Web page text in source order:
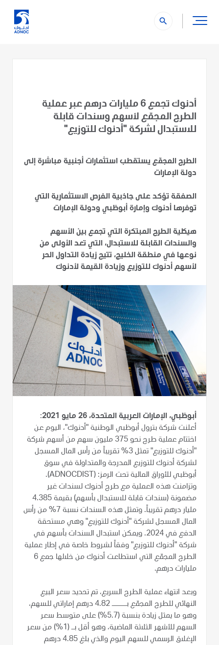
search
أدنوك تجمع 6 مليارات درهم عبر عملية
الطرح المجمّع لأسهم وسندات قابلة
للاستبدال لشركة "أدنوك للتوزيع"
الطرح المجمّع يستقطب استثمارات أجنبية مباشرة إلى
دولة الإمارات
الصفقة تؤكد على جاذبية الفرص الاستثمارية التي
توفرها أدنوك وإمارة أبوظبي ودولة الإمارات
هيكلية الطرح المبتكرة التي تجمع بين الأسهم
والسندات القابلة للاستبدال، التي تعد الأولى من
نوعها في منطقة الخليج، تتيح زيادة التداول الحر
لأسهم أدنوك للتوزيع وزيادة القيمة لأدنوك
أبوظبي، الإمارات العربية المتحدة، 26 مايو 2021
:
أعلنت شركة بترول أبوظبي الوطنية "أدنوك"، اليوم عن
اختتام عملية طرح نحو 375 مليون سهم من أسهم شركة
"أدنوك للتوزيع" تمثل 3% تقريباً من رأس المال المسجل
لشركة أدنوك للتوزيع المدرجة والمتداولة في سوق
أبوظبي للأوراق المالية تحت الرمز: (ADNOCDIST).
وتزامنت هذه العملية مع طرح أدنوك لسندات غير
مضمونة (سندات قابلة للاستبدال بأسهم) بقيمة 4.385
مليار درهم تقريباً. وتمثل هذه السندات نسبة 7% من رأس
المال المسجل لشركة "أدنوك للتوزيع" وهي مستحقة
الدفع في 2024. ويمكن استبدال السندات بأسهم في
شركة "أدنوك للتوزيع" وفقاً لشروط خاصة في إطار عملية
الطرح المجمّع التي استطاعت أدنوك من خلالها جمع 6
مليارات درهم.
وبعد انتهاء عملية الطرح السريع، تم تحديد سعر البيع
النهائي للطرح المجمّع بـــــ 4.82 درهم إماراتي للسهم،
وهو ما يمثل زيادة بنسبة (5.7%) على متوسط سعر
السهم للأشهر الثلاثة الماضية، وهو أقل بـ (1%) من سعر
الإغلاق الرسمي للسهم اليوم والذي بلغ 4.85 درهم